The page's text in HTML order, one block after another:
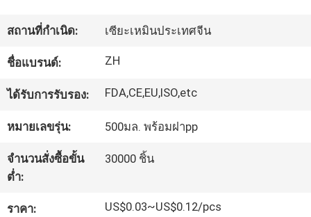
กับ
เรา
โรงงาน
สถานที่กำเนิด: เซียะเหมินประเทศจีน
ชื่อแบรนด์: ZH
ได้รับการรับรอง: FDA,CE,EU,ISO,etc
หมายเลขรุ่น: 500มล. พร้อมฝาpp
จำนวนสั่งซื้อขั้น
ต่ำ:
30000 ชิ้น
ราคา: US$0.03~US$0.12/pcs